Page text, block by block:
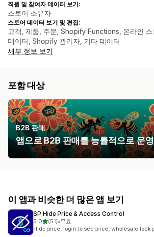
직원 및 참여자 데이터 보기:
스토어 소유자
스토어 데이터 보기 및 편집:
고객, 제품, 주문, Shopify Functions, 온라인 스
데이터, Shopify 관리자, 기타 데이터
세부 정보 보기
포함 대상
B2B 판매
앱으로 B2B 판매를 능률적으로 운
이 앱과 비슷한 더 많은 앱 보기
SP Hide Price & Access Control
5.0별 5개 중
(51)
총 리뷰 51개
•무료
Hide price, login to see price, wholesale lock